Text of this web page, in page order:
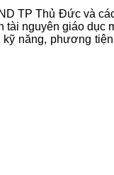
TP Thủ Đức và
nguyên giáo
năng, phương